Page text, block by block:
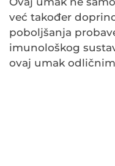
već također
poboljšanja
imunološkog
ovaj umak